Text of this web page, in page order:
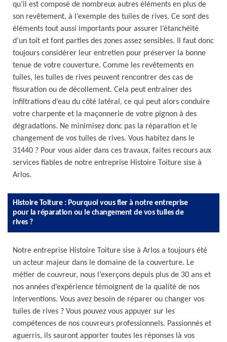
qu’il est composé de nombreux autres éléments en plus de
son revêtement, à l’exemple des tuiles de rives. Ce sont des
éléments tout aussi importants pour assurer l’étanchéité
d’un toit et font parties des zones assez sensibles. Il faut donc
toujours considérer leur entretien pour préserver la bonne
tenue de votre couverture. Comme les revêtements en
tuiles, les tuiles de rives peuvent rencontrer des cas de
fissuration ou de décollement. Cela peut entraîner des
infiltrations d’eau du côté latéral, ce qui peut alors conduire
votre charpente et la maçonnerie de votre pignon à des
dégradations. Ne minimisez donc pas la réparation et le
changement de vos tuiles de rives. Vous habitez dans le
31440 ? Pour vous aider dans ces travaux, faites recours aux
services fiables de notre entreprise Histoire Toiture sise à
Arlos.
Histoire Toiture : Pourquoi vous fier à notre entreprise
pour la réparation ou le changement de vos tuiles de
rives ?
Notre entreprise Histoire Toiture sise à Arlos a toujours été
un acteur majeur dans le domaine de la couverture. Le
métier de couvreur, nous l’exerçons depuis plus de 30 ans et
nos années d’expérience témoignent de la qualité de nos
interventions. Vous avez besoin de réparer ou changer vos
tuiles de rives ? Vous pouvez vous appuyer sur les
compétences de nos couvreurs professionnels. Passionnés et
aguerris, ils sauront apporter toutes les réponses là vos